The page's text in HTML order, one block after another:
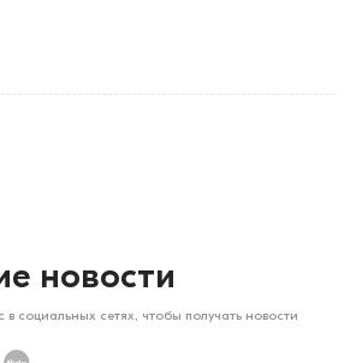
новости
социальных сетях, чтобы получать новости